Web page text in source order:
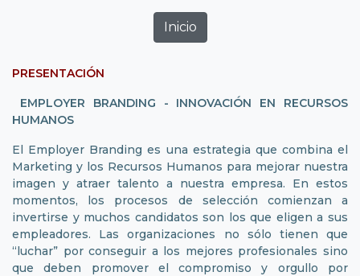
Inicio
PRESENTACIÓN
EMPLOYER BRANDING - INNOVACIÓN EN RECURSOS
HUMANOS
El Employer Branding es una estrategia que combina el
Marketing y los Recursos Humanos para mejorar nuestra
imagen y atraer talento a nuestra empresa. En estos
momentos, los procesos de selección comienzan a
invertirse y muchos candidatos son los que eligen a sus
empleadores. Las organizaciones no sólo tienen que
“luchar” por conseguir a los mejores profesionales sino
que deben promover el compromiso y orgullo por